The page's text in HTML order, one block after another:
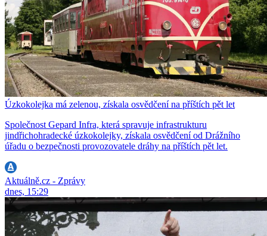
Úzkokolejka má zelenou, získala osvědčení na příštích pět let
Společnost Gepard Infra, která spravuje infrastrukturu
jindřichohradecké úzkokolejky, získala osvědčení od Drážního
úřadu o bezpečnosti provozovatele dráhy na příštích pět let.
Aktuálně.cz - Zprávy
dnes, 15:29